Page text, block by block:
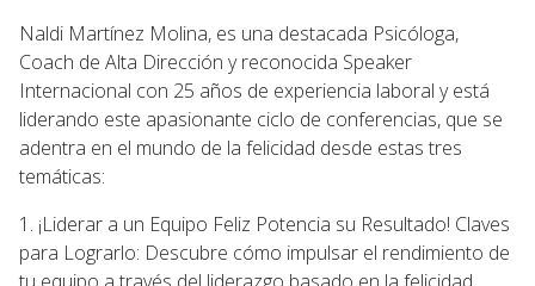
Naldi Martínez Molina, es una destacada Psicóloga,
Coach de Alta Dirección y reconocida Speaker
Internacional con 25 años de experiencia laboral y está
liderando este apasionante ciclo de conferencias, que se
adentra en el mundo de la felicidad desde estas tres
temáticas:
1. ¡Liderar a un Equipo Feliz Potencia su Resultado! Claves
para Lograrlo: Descubre cómo impulsar el rendimiento de